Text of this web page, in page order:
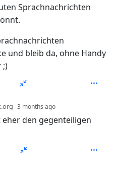
Sprachnachrichten
und bleib da, ohne Handy
;)
3 months ago
den gegenteiligen